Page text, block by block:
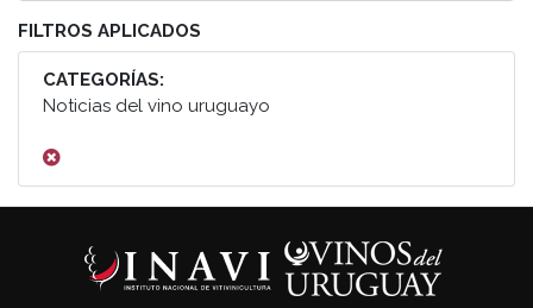
FILTROS APLICADOS
CATEGORÍAS:
Noticias del vino uruguayo